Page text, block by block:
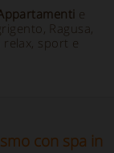
e
Ragusa,
sport e
con spa in